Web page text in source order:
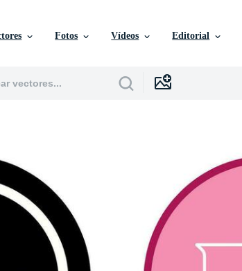
Fotos Vídeos Editorial